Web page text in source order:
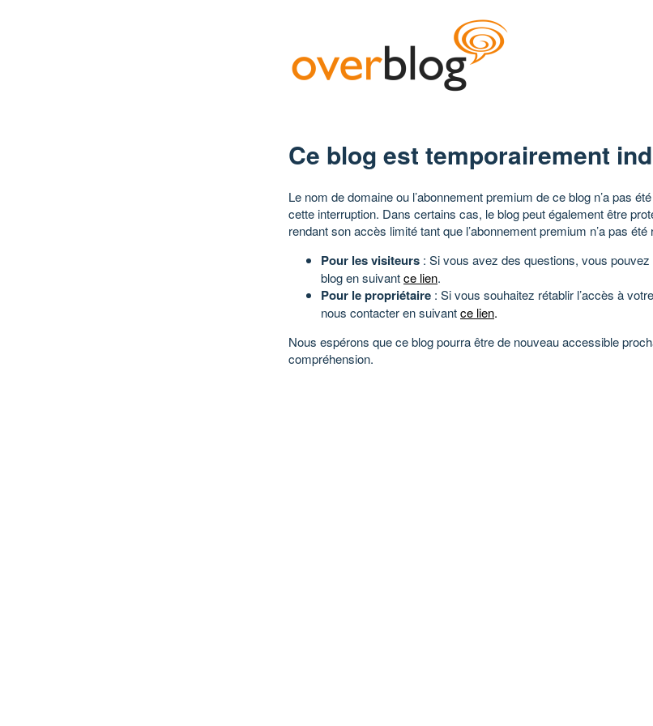
Ce blog est temporairement
Le nom de domaine ou l’abonnement premium de ce blog n’a pas
cette interruption. Dans certains cas, le blog peut également être
rendant son accès limité tant que l’abonnement premium n’a pas été
Pour les visiteurs : Si vous avez des questions, vous
blog en suivantce lien.
Pour le propriétaire : Si vous souhaitez rétablir l’accès à
nous contacter en suivantce lien.
Nous espérons que ce blog pourra être de nouveau accessible
compréhension.